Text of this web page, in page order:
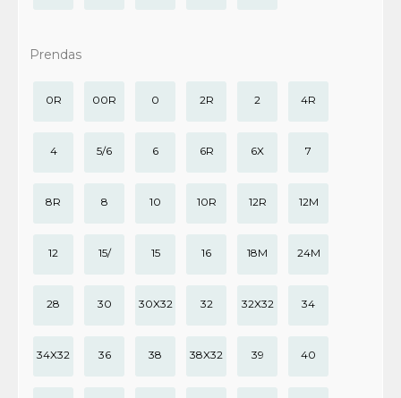
Prendas
0R 00R 0 2R 2 4R
4 5/6 6 6R 6X 7
8R 8 10 10R 12R 12M
12 15/ 15 16 18M 24M
28 30 30X32 32 32X32 34
34X32 36 38 38X32 39 40